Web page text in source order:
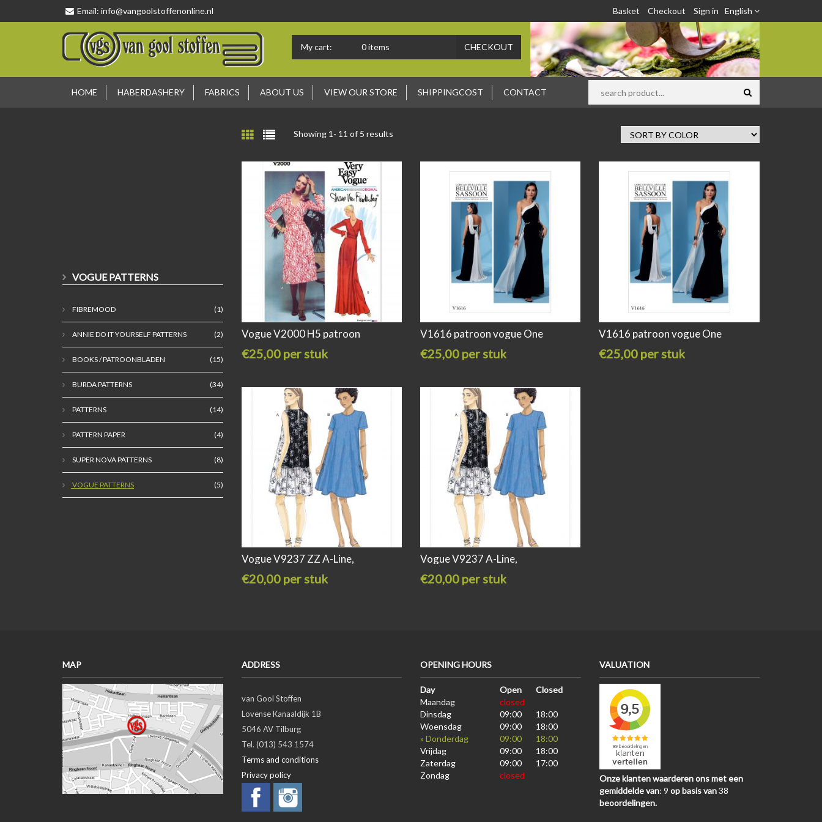
Email: info@vangoolstoffenonline.nl English
Basket Checkout Sign in
My cart: 0items CHECKOUT
HOME HABERDASHERY FABRICS ABOUT US VIEW OUR STORE SHIPPINGCOST CONTACT
VOGUE PATTERNS
FIBREMOOD (1)
ANNIE DO IT YOURSELF PATTERNS (2)
BOOKS / PATROONBLADEN (15)
BURDA PATTERNS (34)
PATTERNS (14)
PATTERN PAPER (4)
SUPER NOVA PATTERNS (8)
VOGUE PATTERNS (5)
Showing 1- 11 of 5 results
Vogue V2000 H5 patroon
€25,00 per stuk
V1616 patroon vogue One
€25,00 per stuk
V1616 patroon vogue One
€25,00 per stuk
Vogue V9237 ZZ A-Line,
€20,00 per stuk
Vogue V9237 A-Line,
€20,00 per stuk
MAP ADDRESS
van Gool Stoffen
Lovense Kanaaldijk 1B
5046 AV Tilburg
Tel. (013) 543 1574
Terms and conditions
Privacy policy
OPENING HOURS
Day Open
Closed
Maandag
closed
Dinsdag
09:00
18:00
Woensdag
09:00
18:00
» Donderdag
09:00
18:00
Vrijdag
09:00
18:00
Zaterdag
09:00
17:00
Zondag
closed
VALUATION
Onze klanten waarderen ons met een
gemiddelde van: 9 op basis van 38
beoordelingen.